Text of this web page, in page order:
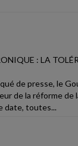
: LA
de presse, le
de la réforme de
date, toutes...